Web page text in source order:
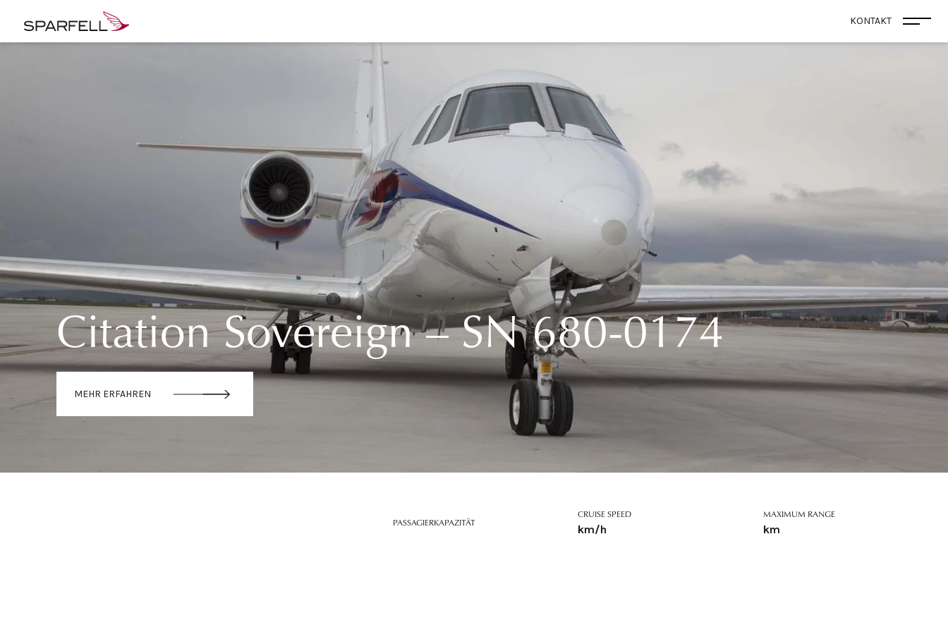
SPARFELL KONTAKT Menü
Citation Sovereign – SN 680-0174
MEHR ERFAHREN
PASSAGIERKAPAZITÄT
CRUISE SPEED
km/h
MAXIMUM RANGE
km